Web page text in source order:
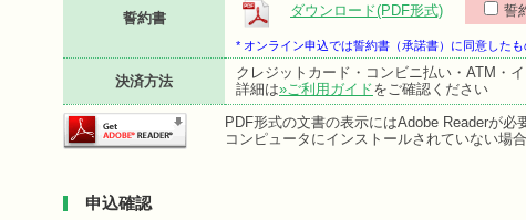
誓約書 ダウンロード(PDF形式) 誓
* オンライン申込では誓約書（承諾書）に同意した
決済方法
クレジットカード・コンビニ払い・ATM・
詳細は»ご利用ガイドをご確認ください
PDF形式の文書の表示にはAdobe Readerが必
コンピュータにインストールされていない場合
申込確認